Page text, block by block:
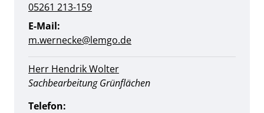
05261 213-159
E-Mail:
m.wernecke@lemgo.de
Herr Hendrik Wolter
Position:
Sachbearbeitung Grünflächen
Telefon: